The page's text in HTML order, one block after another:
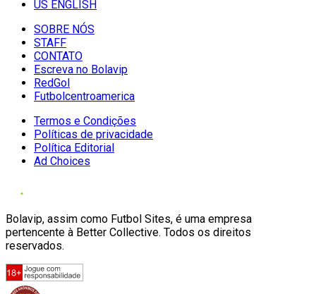
US ENGLISH
SOBRE NÓS
STAFF
CONTATO
Escreva no Bolavip
RedGol
Futbolcentroamerica
Termos e Condições
Políticas de privacidade
Política Editorial
Ad Choices
Bolavip, assim como Futbol Sites, é uma empresa
pertencente à Better Collective. Todos os direitos
reservados.